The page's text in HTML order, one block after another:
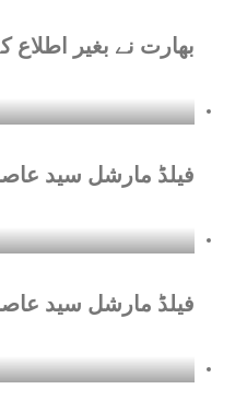
بھارت نے بغیر اطلاع
فیلڈ مارشل سید
فیلڈ مارشل سید